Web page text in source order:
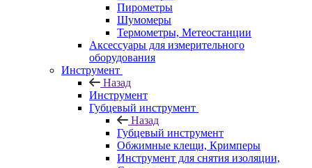
Пирометры
Шумомеры
Термометры, Метеостанции
Аксессуары для измерительного
оборудования
Инструмент
Назад
Инструмент
Губцевый инструмент
Назад
Губцевый инструмент
Обжимные клещи, Кримперы
Инструмент для снятия изоляции,